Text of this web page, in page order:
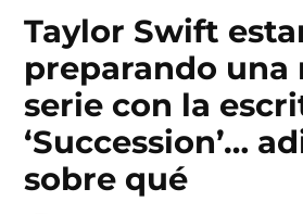
Taylor Swift
preparando una
serie con la
‘Succession’…
sobre qué